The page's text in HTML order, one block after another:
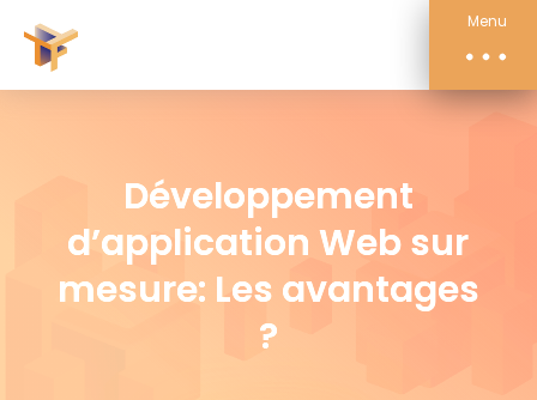
Menu
Développement
d’application Web sur
mesure: Les avantages
?